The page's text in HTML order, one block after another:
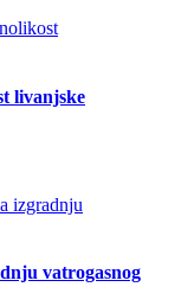
livanjske
vatrogasnog